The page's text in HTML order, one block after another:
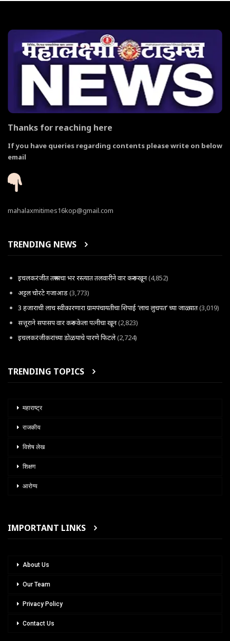
Thanks for reaching here
If you have queries regarding contents please write on below
email
mahalaxmitimes16kop@gmail.com
TRENDING NEWS
इचलकरंजीत तरूणाचा भर रस्त्यात तलवारीने वार करून खून(4,852)
अट्टल चोरटे गजाआड(3,773)
3 हजाराची लाच स्वीकारणारा ग्रामपंचायतीचा शिपाई ‘लाच लुचपत’ च्या जाळ्यात(3,019)
सत्तूराने सपासप वार करून केला पत्नीचा खून(2,823)
इचलकरंजीकरांच्या डोळयाचे पारणे फिटले(2,724)
TRENDING TOPICS
महाराष्ट्र
राजकीय
विशेष लेख
शिक्षण
आरोग्य
IMPORTANT LINKS
About Us
Our Team
Privacy Policy
Contact Us